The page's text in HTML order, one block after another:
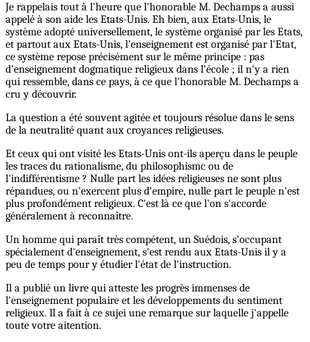
Je rappelais tout à l'heure que l'honorable M. Dechamps a aussi
appelé à son aide les Etats-Unis. Eh bien, aux Etats-Unis, le
système adopté universellement, le système organisé par les Etats,
et partout aux Etats-Unis, l'enseignement est organisé par l'Etat,
ce système repose précisément sur le même principe : pas
d'enseignement dogmatique religieux dans l'école ; il n'y a rien
qui ressemble, dans ce pays, à ce que l'honorable M. Dechamps a
cru y découvrir.
La question a été souvent agitée et toujours résolue dans le sens
de la neutralité quant aux croyances religieuses.
Et ceux qui ont visité les Etats-Unis ont-ils aperçu dans le peuple
les traces du rationalisme, du philosophismc ou de
l'indifférentisme ? Nulle part les idées religieuses ne sont plus
répandues, ou n'exercent plus d'empire, nulle part le peuple n'est
plus profondément religieux. C'est là ce que l'on s'accorde
généralement à reconnaître.
Un homme qui paraît très compétent, un Suédois, s'occupant
spécialement d'enseignement, s'est rendu aux Etats-Unis il y a
peu de temps pour y étudier l'état de l'instruction.
Il a publié un livre qui atteste les progrès immenses de
l'enseignement populaire et les développements du sentiment
religieux. Il a fait à ce sujei une remarque sur laquelle j'appelle
toute votre aitention.